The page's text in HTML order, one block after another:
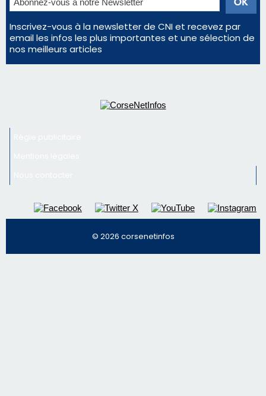
Inscrivez-vous à la newsletter de CNI et recevez par
email les infos les plus importantes et une sélection de
nos meilleurs articles
© 2026 corsenetinfos